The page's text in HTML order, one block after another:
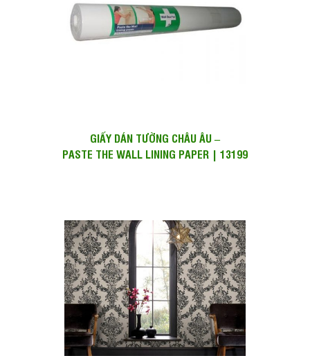
GIẤY DÁN TƯỜNG CHÂU ÂU –
PASTE THE WALL LINING PAPER | 13199